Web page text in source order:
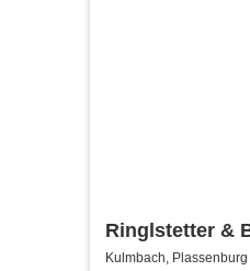
Ringlstetter &
Bellavista Tour
Kulmbach,